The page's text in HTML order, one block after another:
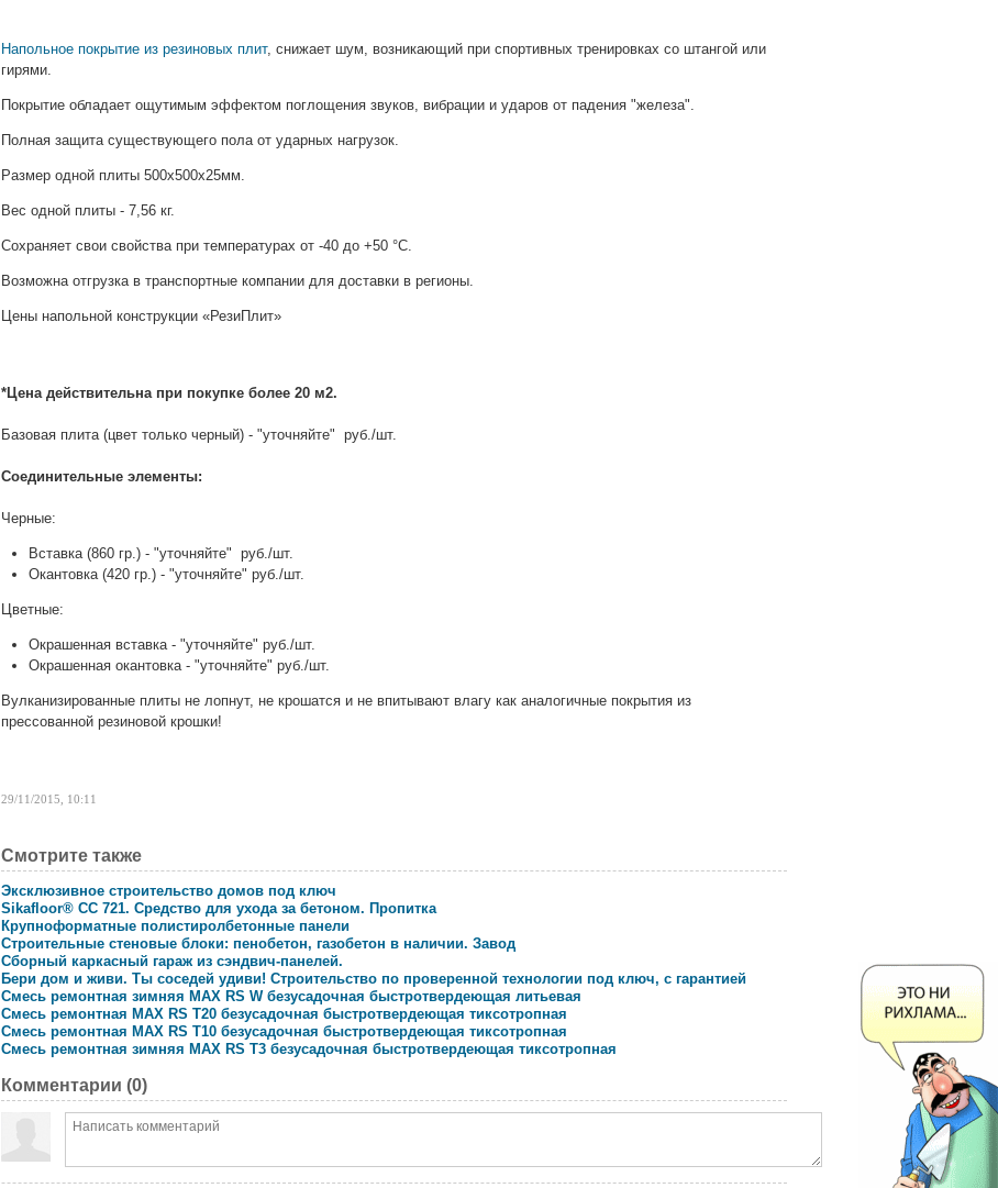
Напольное покрытие из резиновых плит, снижает шум, возникающий при спортивных тренировках со штангой или
гирями.
Покрытие обладает ощутимым эффектом поглощения звуков, вибрации и ударов от падения "железа".
Полная защита существующего пола от ударных нагрузок.
Размер одной плиты 500х500х25мм.
Вес одной плиты - 7,56 кг.
Сохраняет свои свойства при температурах от -40 до +50 °C.
Возможна отгрузка в транспортные компании для доставки в регионы.
Цены напольной конструкции «РезиПлит»
*Цена действительна при покупке более 20 м2.
Базовая плита (цвет только черный) - "уточняйте" руб./шт.
Соединительные элементы:
Черные:
Вставка (860 гр.) - "уточняйте" руб./шт.
Окантовка (420 гр.) - "уточняйте" руб./шт.
Цветные:
Окрашенная вставка - "уточняйте" руб./шт.
Окрашенная окантовка - "уточняйте" руб./шт.
Вулканизированные плиты не лопнут, не крошатся и не впитывают влагу как аналогичные покрытия из
прессованной резиновой крошки!
29/11/2015, 10:11
Смотрите также
Эксклюзивное строительство домов под ключ
Sikafloor® CC 721. Средство для ухода за бетоном. Пропитка
Крупноформатные полистиролбетонные панели
Строительные стеновые блоки: пенобетон, газобетон в наличии. Завод
Сборный каркасный гараж из сэндвич-панелей.
Бери дом и живи. Ты соседей удиви! Строительство по проверенной технологии под ключ, с гарантией
Смесь ремонтная зимняя MAX RS W безусадочная быстротвердеющая литьевая
Смесь ремонтная MAX RS T20 безусадочная быстротвердеющая тиксотропная
Смесь ремонтная MAX RS T10 безусадочная быстротвердеющая тиксотропная
Смесь ремонтная зимняя MAX RS T3 безусадочная быстротвердеющая тиксотропная
Комментарии (0)